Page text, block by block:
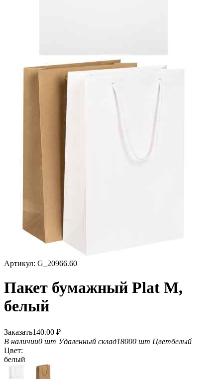
Артикул: G_20966.60
Пакет бумажный Plat M,
белый
Заказать140.00 ₽
В наличии0 шт Удаленный склад18000 шт Цветбелый
Цвет:
белый